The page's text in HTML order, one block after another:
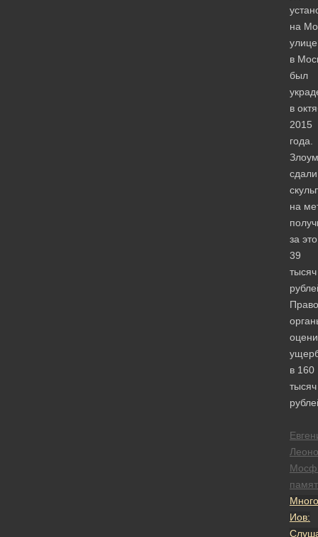
на
улице
в
был
в
2015
года.
сдали
на
за это
39
тысяч
в 160
тысяч
Иов: